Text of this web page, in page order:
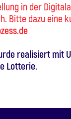
in der
Bitte dazu eine
realisiert mit
Lotterie.